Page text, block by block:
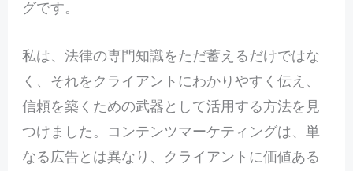
グです。
私は、法律の専門知識をただ蓄えるだけではな
く、それをクライアントにわかりやすく伝え、
信頼を築くための武器として活用する方法を見
つけました。コンテンツマーケティングは、単
なる広告とは異なり、クライアントに価値ある